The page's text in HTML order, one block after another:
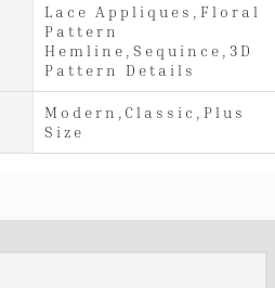
Lace Appliques,Floral
Pattern
Hemline,Sequince,3D
Pattern Details
Modern,Classic,Plus
Size